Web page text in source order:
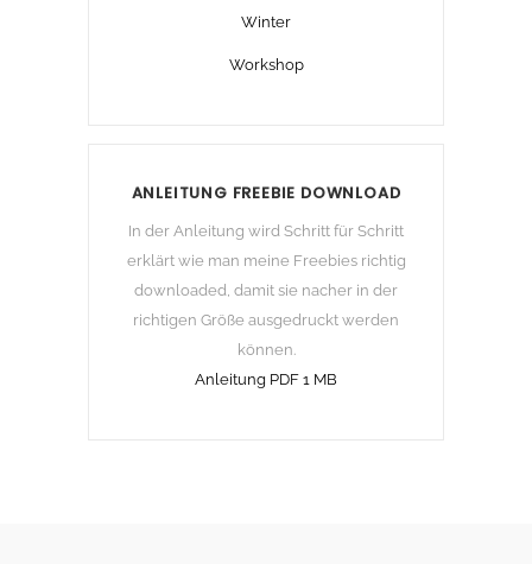
Winter
Workshop
ANLEITUNG FREEBIE DOWNLOAD
In der Anleitung wird Schritt für Schritt
erklärt wie man meine Freebies richtig
downloaded, damit sie nacher in der
richtigen Größe ausgedruckt werden
können.
Anleitung PDF 1 MB